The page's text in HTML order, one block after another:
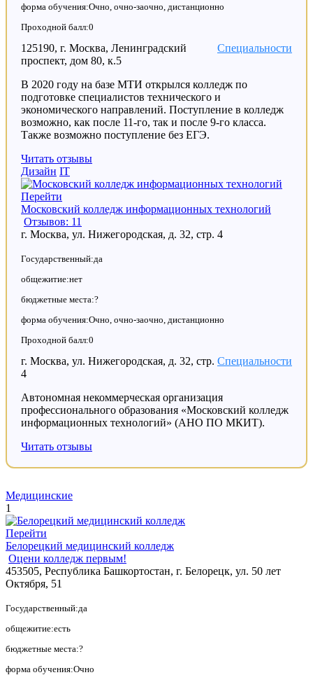
форма обучения:Очно, очно-заочно, дистанционно
Проходной балл:0
Специальности
125190, г. Москва, Ленинградский
проспект, дом 80, к.5
В 2020 году на базе МТИ открылся колледж по
подготовке специалистов технического и
экономического направлений. Поступление в колледж
возможно, как после 11-го, так и после 9-го класса.
Также возможно поступление без ЕГЭ.
Читать отзывы
Дизайн IT
Перейти
Московский колледж информационных технологий
Отзывов: 11
г. Москва, ул. Нижегородская, д. 32, стр. 4
Государственный:да
общежитие:нет
бюджетные места:?
форма обучения:Очно, очно-заочно, дистанционно
Проходной балл:0
Специальности
г. Москва, ул. Нижегородская, д. 32, стр.
4
Автономная некоммерческая организация
профессионального образования «Московский колледж
информационных технологий» (АНО ПО МКИТ).
Читать отзывы
Медицинские
1
Перейти
Белорецкий медицинский колледж
Оцени колледж первым!
453505, Республика Башкортостан, г. Белорецк, ул. 50 лет
Октября, 51
Государственный:да
общежитие:есть
бюджетные места:?
форма обучения:Очно